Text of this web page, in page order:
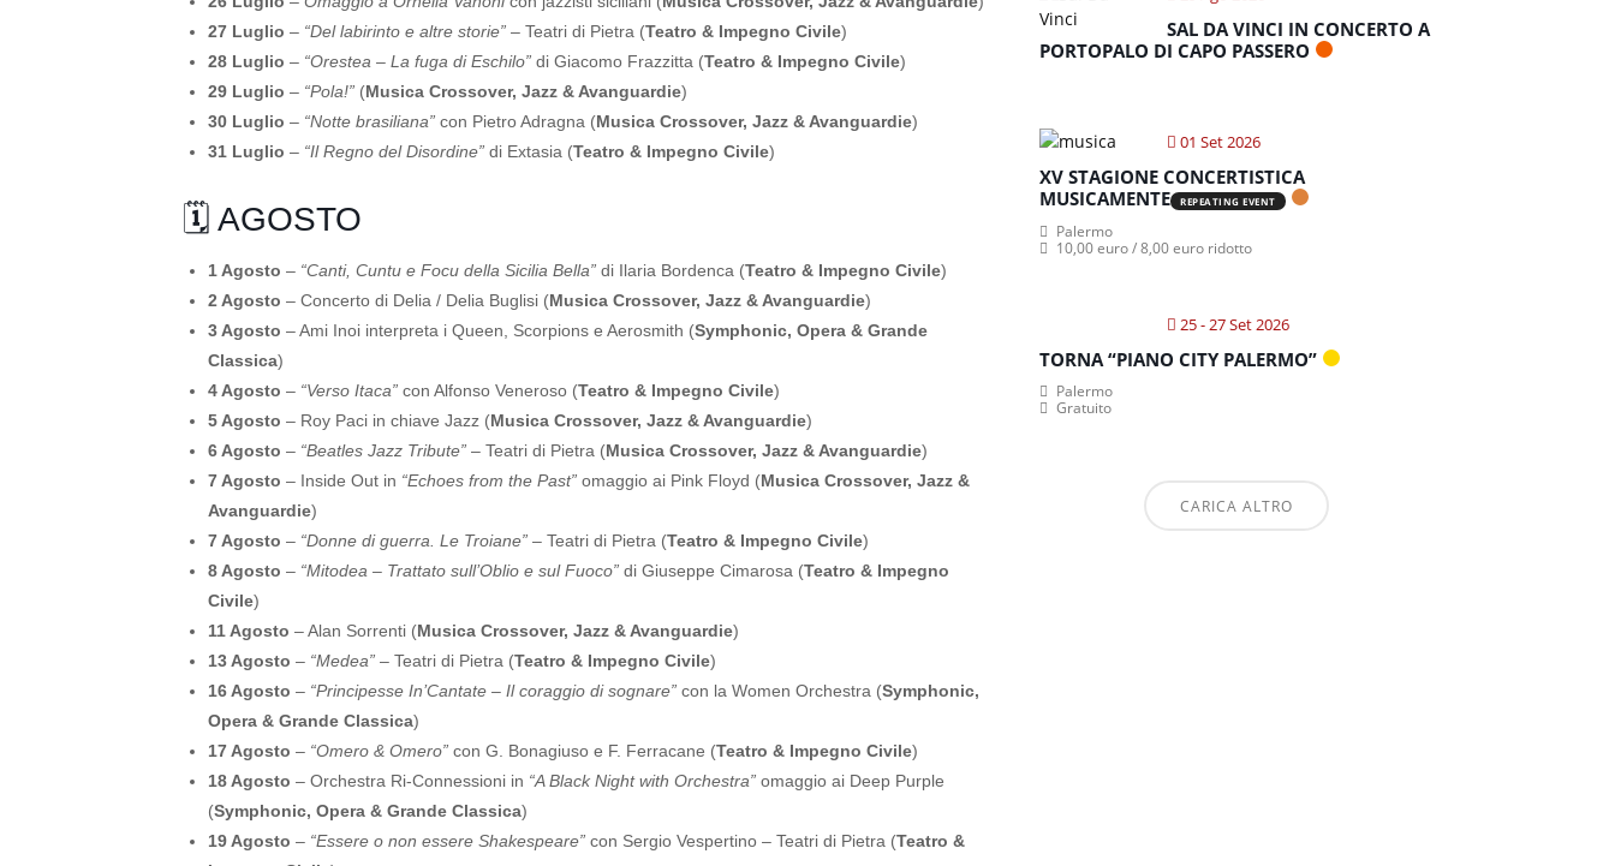
27 Luglio – “Del labirinto e altre storie” – Teatri di Pietra (Teatro & Impegno Civile)
28 Luglio – “Orestea – La fuga di Eschilo” di Giacomo Frazzitta (Teatro & Impegno Civile)
29 Luglio – “Pola!” (Musica Crossover, Jazz & Avanguardie)
30 Luglio – “Notte brasiliana” con Pietro Adragna (Musica Crossover, Jazz & Avanguardie)
31 Luglio – “Il Regno del Disordine” di Extasia (Teatro & Impegno Civile)
🗓️ AGOSTO
1 Agosto – “Canti, Cuntu e Focu della Sicilia Bella” di Ilaria Bordenca (Teatro & Impegno Civile)
2 Agosto – Concerto di Delia / Delia Buglisi (Musica Crossover, Jazz & Avanguardie)
3 Agosto – Ami Inoi interpreta i Queen, Scorpions e Aerosmith (Symphonic, Opera & Grande
Classica)
4 Agosto – “Verso Itaca” con Alfonso Veneroso (Teatro & Impegno Civile)
5 Agosto – Roy Paci in chiave Jazz (Musica Crossover, Jazz & Avanguardie)
6 Agosto – “Beatles Jazz Tribute” – Teatri di Pietra (Musica Crossover, Jazz & Avanguardie)
7 Agosto – Inside Out in “Echoes from the Past” omaggio ai Pink Floyd (Musica Crossover, Jazz &
Avanguardie)
7 Agosto – “Donne di guerra. Le Troiane” – Teatri di Pietra (Teatro & Impegno Civile)
8 Agosto – “Mitodea – Trattato sull’Oblio e sul Fuoco” di Giuseppe Cimarosa (Teatro & Impegno
Civile)
11 Agosto – Alan Sorrenti (Musica Crossover, Jazz & Avanguardie)
13 Agosto – “Medea” – Teatri di Pietra (Teatro & Impegno Civile)
16 Agosto – “Principesse In’Cantate – Il coraggio di sognare” con la Women Orchestra (Symphonic,
Opera & Grande Classica)
17 Agosto – “Omero & Omero” con G. Bonagiuso e F. Ferracane (Teatro & Impegno Civile)
18 Agosto – Orchestra Ri-Connessioni in “A Black Night with Orchestra” omaggio ai Deep Purple
(Symphonic, Opera & Grande Classica)
19 Agosto – “Essere o non essere Shakespeare” con Sergio Vespertino – Teatri di Pietra (Teatro &
SAL DA VINCI IN CONCERTO A
PORTOPALO DI CAPO PASSERO
01 Set 2026
XV STAGIONE CONCERTISTICA
MUSICAMENTE
REPEATING EVENT
Palermo
10,00 euro / 8,00 euro ridotto
25 - 27 Set 2026
TORNA “PIANO CITY PALERMO”
Palermo
Gratuito
CARICA ALTRO